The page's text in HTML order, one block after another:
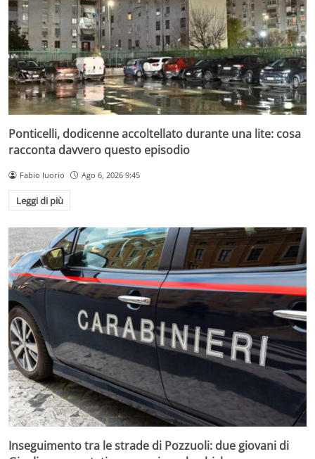
Ponticelli, dodicenne accoltellato durante una lite: cosa
racconta davvero questo episodio
Fabio Iuorio Ago 6, 2026 9:45
Leggi di più
Inseguimento tra le strade di Pozzuoli: due giovani di